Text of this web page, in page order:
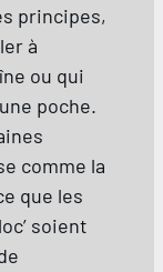
principes,
à
ou qui
poche.
comme la
que les
soient